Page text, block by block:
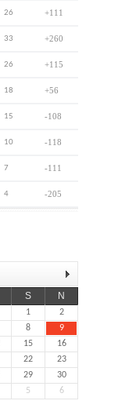
26 +111
33 +260
26 +115
18 +56
15 -108
10 -118
7 -111
4 -205
S N
1
2
8
9
15
16
22
23
29
30
5 6